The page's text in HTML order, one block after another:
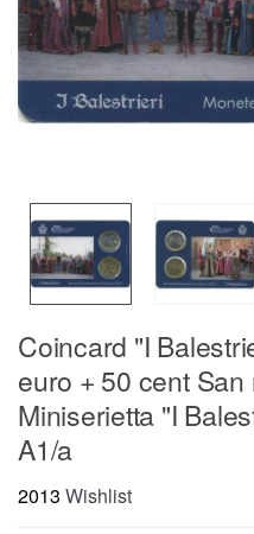
Coincard "I
euro + 50 cent
Miniserietta "I
A1/a
2013 Wishlist